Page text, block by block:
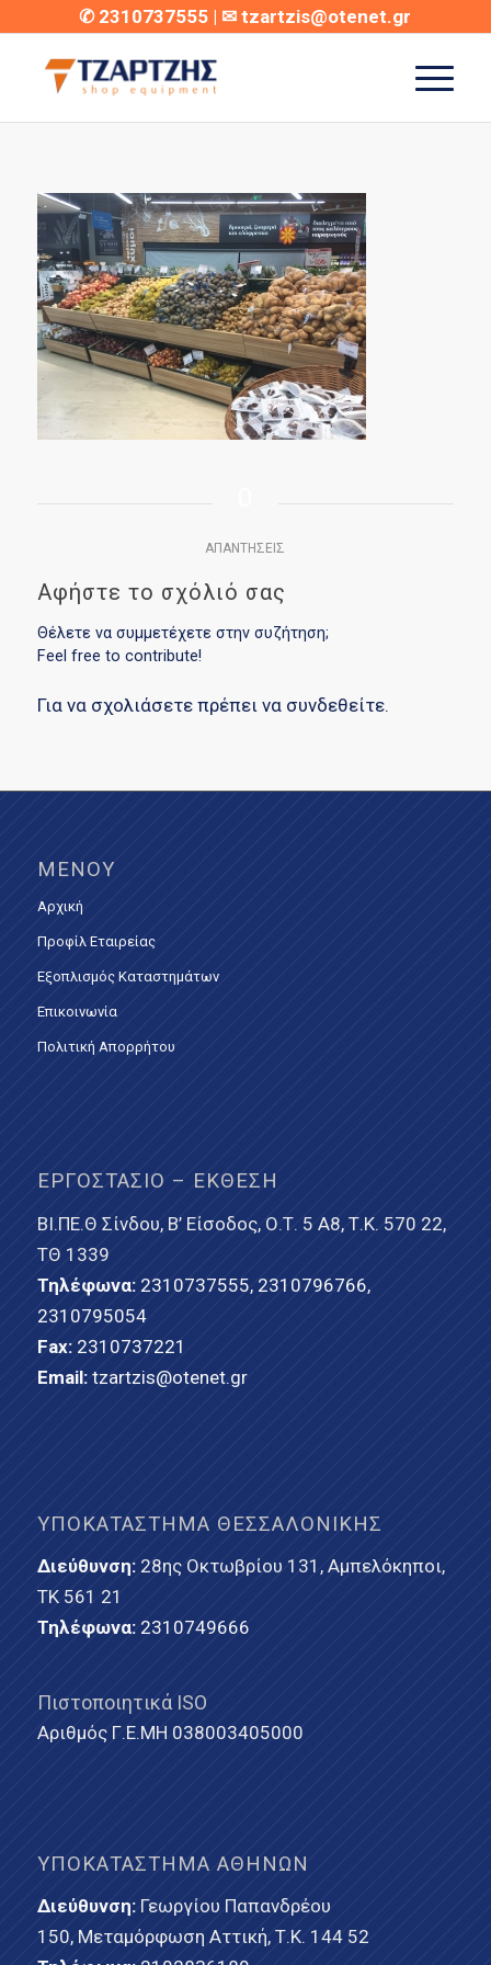
✆ 2310737555 | ✉tzartzis@otenet.gr
ΑΠΑΝΤΉΣΕΙΣ
Αφήστε το σχόλιό σας
Θέλετε να συμμετέχετε στην συζήτηση;
Feel free to contribute!
Για να σχολιάσετε πρέπει να συνδεθείτε.
ΜΕΝΟΎ
Αρχική
Προφίλ Εταιρείας
Εξοπλισμός Καταστημάτων
Επικοινωνία
Πολιτική Απορρήτου
ΕΡΓΟΣΤΆΣΙΟ – ΈΚΘΕΣΗ
ΒΙ.ΠΕ.Θ Σίνδου, Β’ Είσοδος, Ο.Τ. 5 Α8, Τ.Κ. 570 22,
ΤΘ 1339
Τηλέφωνα: 2310737555, 2310796766,
2310795054
Fax: 2310737221
Email: tzartzis@otenet.gr
ΥΠΟΚΑΤΆΣΤΗΜΑ ΘΕΣΣΑΛΟΝΊΚΗΣ
Διεύθυνση:28ης Οκτωβρίου 131, Αμπελόκηποι,
ΤΚ 561 21
Τηλέφωνα: 2310749666
Πιστοποιητικά ISO
Αριθμός Γ.Ε.ΜΗ 038003405000
ΥΠΟΚΑΤΆΣΤΗΜΑ ΑΘΗΝΏΝ
Διεύθυνση:Γεωργίου Παπανδρέου
150, Μεταμόρφωση Αττική, Τ.Κ. 144 52